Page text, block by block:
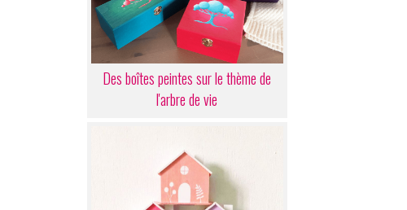
Des boîtes peintes sur le thème de
l'arbre de vie